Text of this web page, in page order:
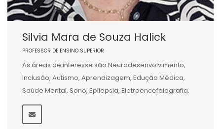
Silvia Mara de Souza Halick
PROFESSOR DE ENSINO SUPERIOR
As áreas de interesse são Neurodesenvolvimento,
Inclusão, Autismo, Aprendizagem, Edução Médica,
Saúde Mental, Sono, Epilepsia, Eletroencefalografia.